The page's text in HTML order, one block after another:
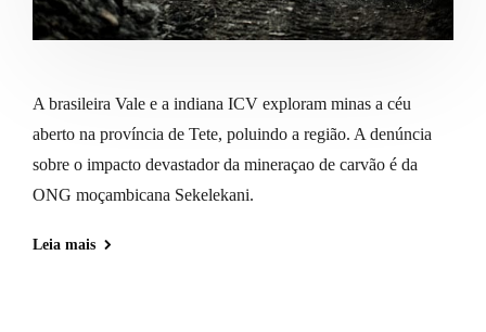
A brasileira Vale e a indiana ICV exploram minas a céu
aberto na província de Tete, poluindo a região. A denúncia
sobre o impacto devastador da mineraçao de carvão é da
ONG moçambicana Sekelekani.
Leia mais